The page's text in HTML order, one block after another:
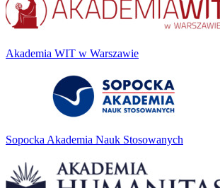
Akademia WIT w Warszawie
Sopocka Akademia Nauk Stosowanych